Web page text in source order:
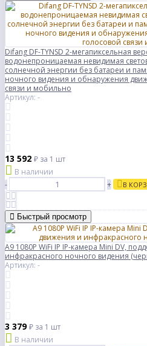
Difang DF-TYNSD 2-мегапиксельная
водонепроницаемая невидимая
солнечной энергии без батареи и
ночного видения и обнаружения
связи и мобильно
Артикул: -
13 592 ₽ за 1 шт
В наличии
-
+ В
Быстрый просмотр
A9 1080P WiFi IP IP-камера Mini DV,
инфракрасного ночного видения
Артикул: -
3 379₽ за 1 шт
В наличии